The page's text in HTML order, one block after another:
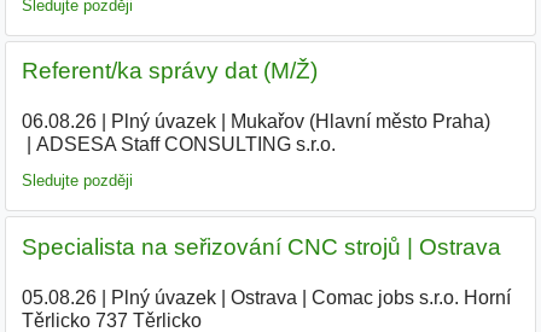
Sledujte později
Referent/ka správy dat (M/Ž)
06.08.26| Plný úvazek| Mukařov (Hlavní město Praha)|
ADSESA Staff CONSULTING s.r.o.
Sledujte později
Specialista na seřizování CNC strojů | Ostrava
05.08.26| Plný úvazek| Ostrava
Comac jobs s.r.o. Horní
Těrlicko 737 Těrlicko|